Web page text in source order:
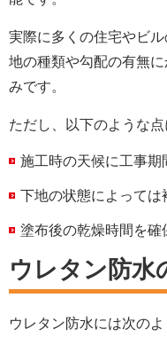
実際に多くの住宅やビ
地の種類や勾配の有無
みです。
ただし、以下のような点
施工時の天候に工事期
下地の状態によって
塗布後の乾燥時間を確
ウレタン防水
ウレタン防水には次の